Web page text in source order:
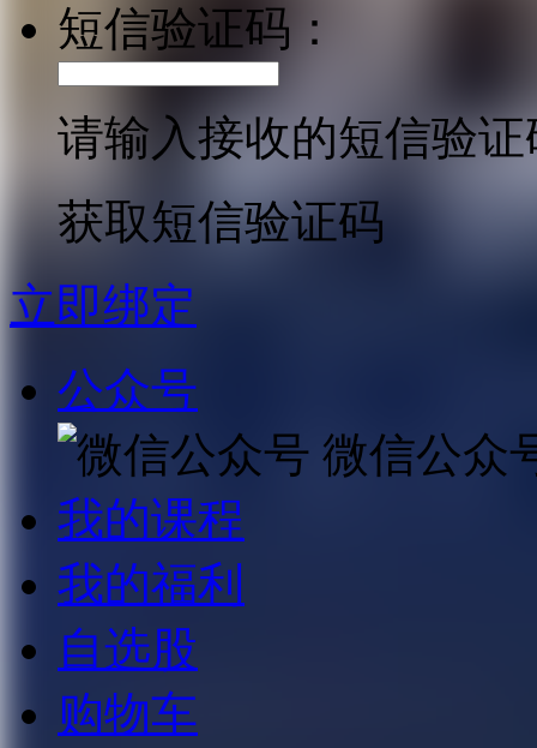
短信验证码：
请输入接收的短信验证
获取短信验证码
立即绑定
公众号
微信公众
我的课程
我的福利
自选股
购物车